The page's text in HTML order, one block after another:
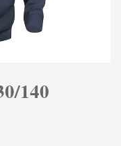
140